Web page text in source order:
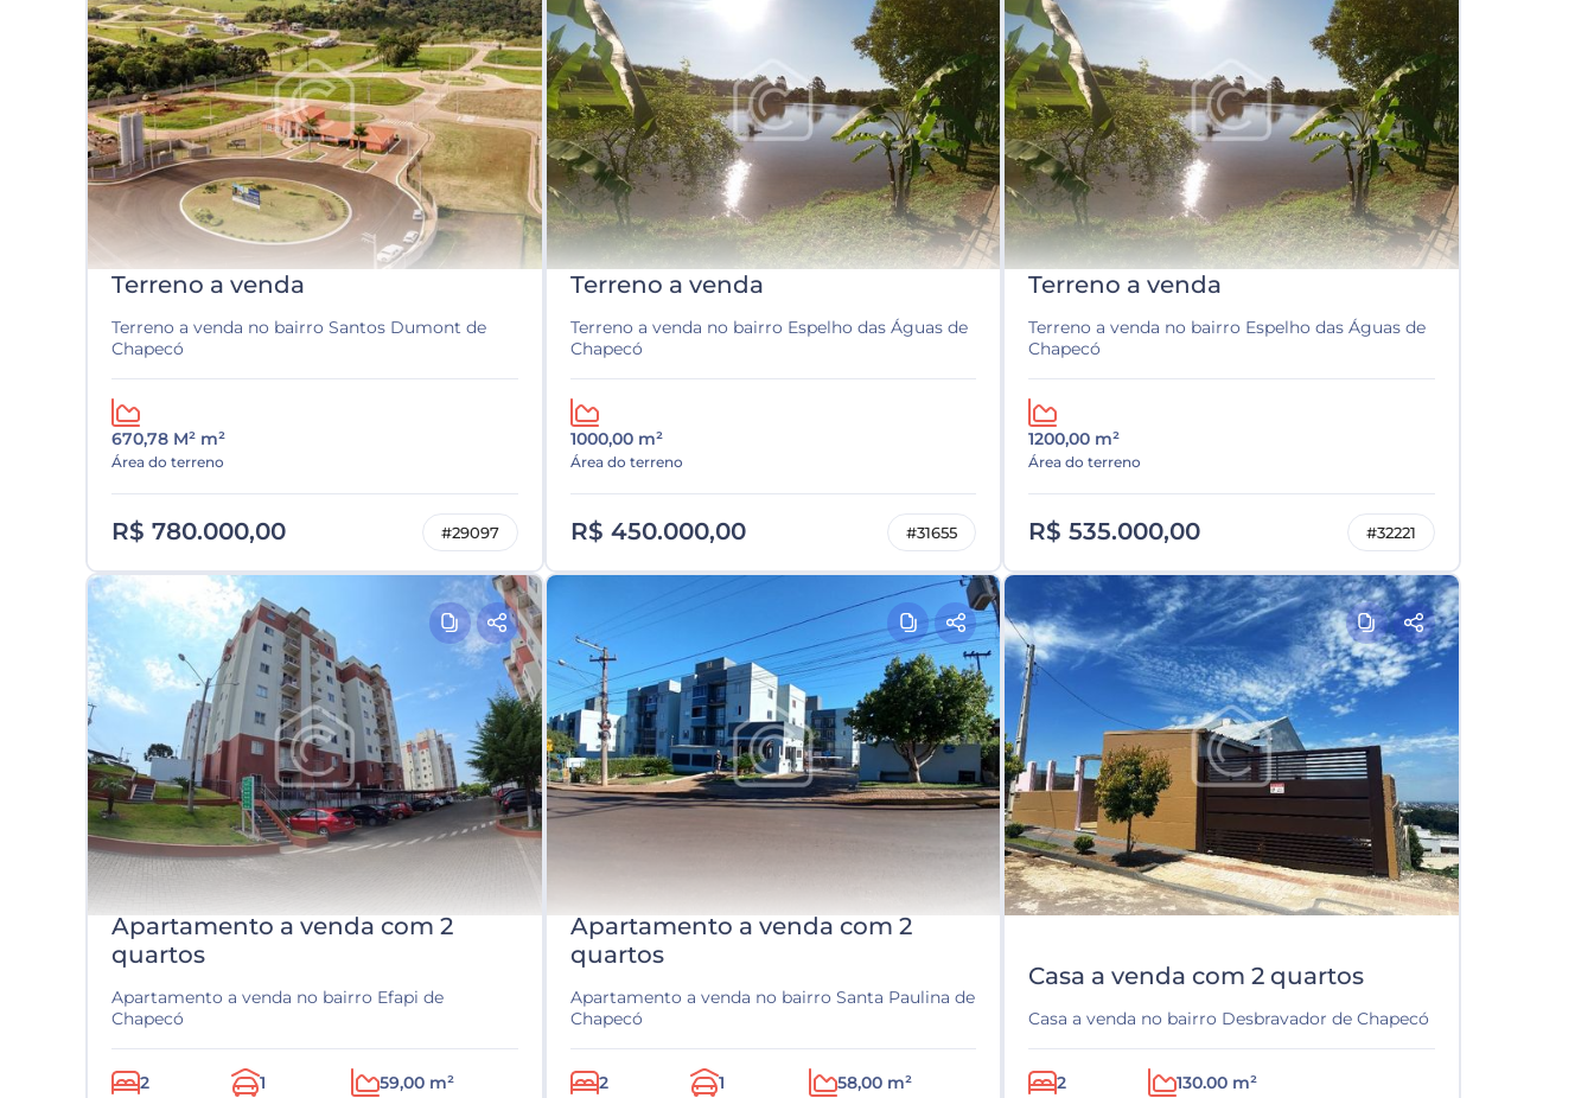
Terreno a venda
Terreno a venda no bairro Santos Dumont de
Chapecó
670,78 M² m²
Área do terreno
R$ 780.000,00 #29097
Terreno a venda
Terreno a venda no bairro Espelho das Águas de
Chapecó
1000,00 m²
Área do terreno
R$ 450.000,00 #31655
Terreno a venda
Terreno a venda no bairro Espelho das Águas de
Chapecó
1200,00 m²
Área do terreno
R$ 535.000,00 #32221
Apartamento a venda com 2
quartos
Apartamento a venda no bairro Efapi de
Chapecó
2 1 59,00 m²
Apartamento a venda com 2
quartos
Apartamento a venda no bairro Santa Paulina de
Chapecó
2 1 58,00 m²
Casa a venda com 2 quartos
Casa a venda no bairro Desbravador de Chapecó
2 130.00 m²